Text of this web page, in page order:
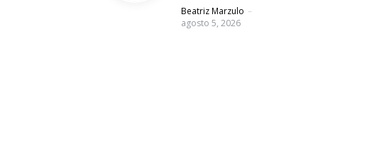
Posted
Beatriz Marzulo
agosto 5, 2026